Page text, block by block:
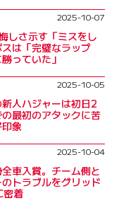
2025-10-07
しさ示す「ミスをし
は「完璧なラップ
っていた」
2025-10-05
人ハジャーは初日2
最初のアタックに苦
象
2025-10-04
車入賞。チーム側と
トラブルをグリッド
密着